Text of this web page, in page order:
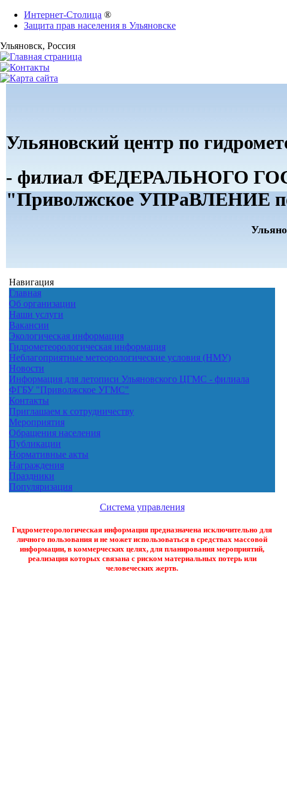
Интернет-Столица ®
Защита прав населения в Ульяновске
Ульяновск, Россия
Ульяновский центр по
- филиал ФЕДЕРАЛЬНОГО
"Приволжское УПРаВЛЕНИЕ
Навигация
Главная
Об организации
Наши услуги
Вакансии
Экологическая информация
Гидрометеорологическая информация
Неблагоприятные метеорологические условия (НМУ)
Новости
Информация для летописи Ульяновского ЦГМС - филиала
ФГБУ "Приволжское УГМС"
Контакты
Приглашаем к сотрудничеству
Мероприятия
Обращения населения
Публикации
Нормативные акты
Награждения
Праздники
Популяризация
Система управления
Гидрометеорологическая информация предназначена исключительно для
личного пользования и не может использоваться в средствах массовой
информации, в коммерческих целях, для планирования мероприятий,
реализация которых связана с риском материальных потерь или
человеческих жертв.